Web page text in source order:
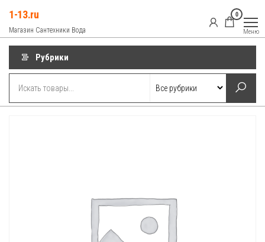
содержимому
1-13.ru
Магазин Сантехники Вода
0
Меню
Рубрики